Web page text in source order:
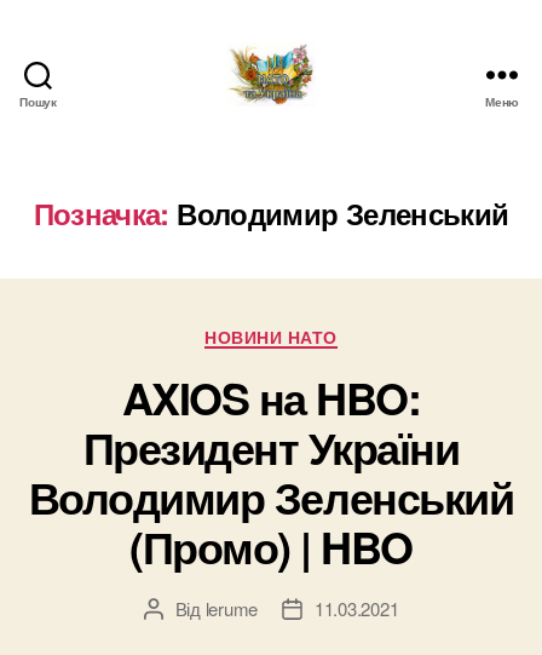
Пошук
Новини
про
в
Меню
Позначка: Володимир Зеленський
Категорії
НОВИНИ НАТО
AXIOS на HBO:
Президент України
Володимир Зеленський
(Промо) | HBO
Автор
Від lerume
Дата11.03.2021